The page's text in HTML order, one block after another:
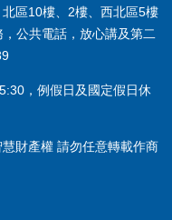
區10樓、2樓、西北區5樓
公共電話，放心講及第二
，例假日及國定假日休
財產權 請勿任意轉載作商